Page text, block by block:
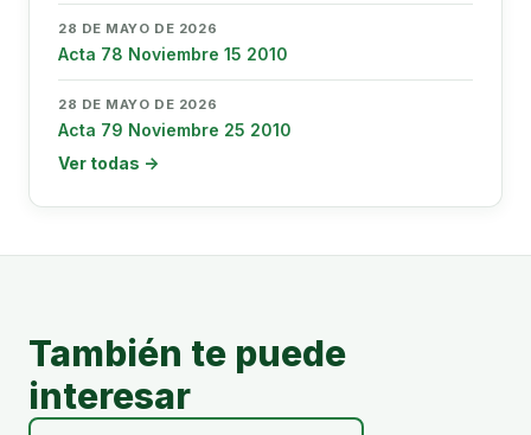
28 DE MAYO DE 2026
Acta 78 Noviembre 15 2010
28 DE MAYO DE 2026
Acta 79 Noviembre 25 2010
Ver todas →
También te puede
interesar